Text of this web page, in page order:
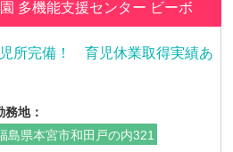
多機能支援センター ビーボ
所完備！ 育児休業取得実績あ
務地：
島県本宮市和田戸の内321